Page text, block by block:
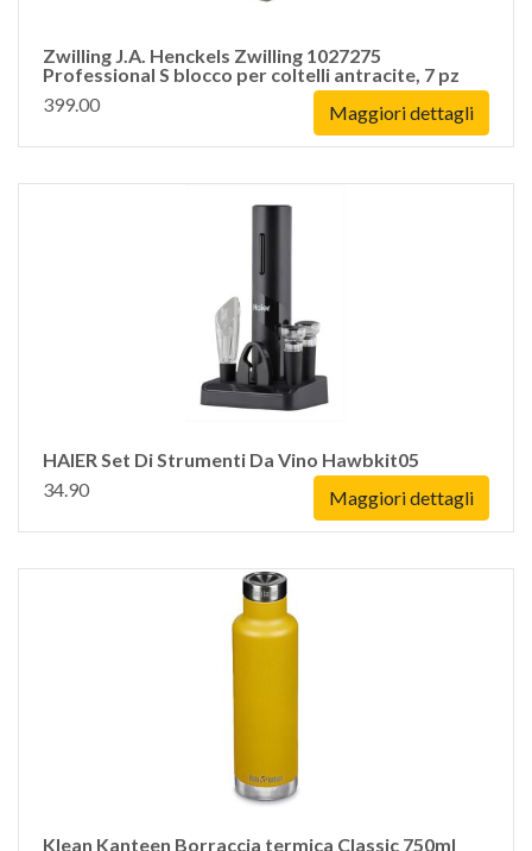
Zwilling J.A. Henckels Zwilling 1027275
Professional S blocco per coltelli antracite, 7 pz
399.00
Maggiori dettagli
HAIER Set Di Strumenti Da Vino Hawbkit05
34.90
Maggiori dettagli
Klean Kanteen Borraccia termica Classic 750ml